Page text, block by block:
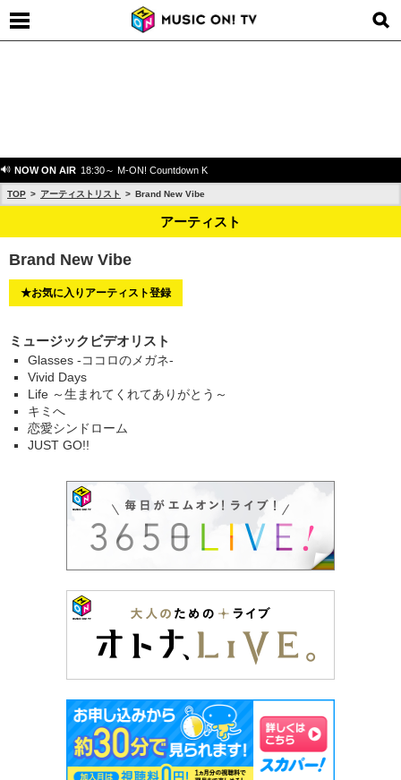
NOW ON AIR 18:30～ M-ON! Countdown K
TOP アーティストリスト Brand New Vibe
アーティスト
Brand New Vibe
★お気に入りアーティスト登録
ミュージックビデオリスト
Glasses -ココロのメガネ-
Vivid Days
Life ～生まれてくれてありがとう～
キミへ
恋愛シンドローム
JUST GO!!